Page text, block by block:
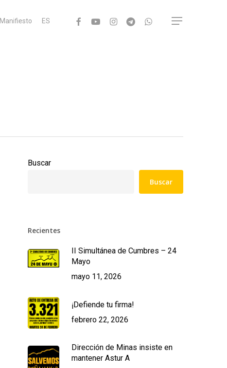
Manifiesto ES facebookyoutubeinstagramtelegramwhatsapp Menu
Buscar
Buscar
Recientes
II Simultánea de Cumbres – 24
Mayo
mayo 11, 2026
¡Defiende tu firma!
febrero 22, 2026
Dirección de Minas insiste en
mantener Astur A